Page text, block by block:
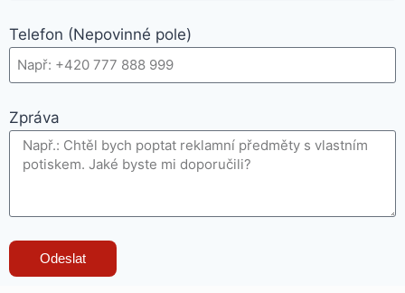
Telefon (Nepovinné pole)
Zpráva
Odeslat